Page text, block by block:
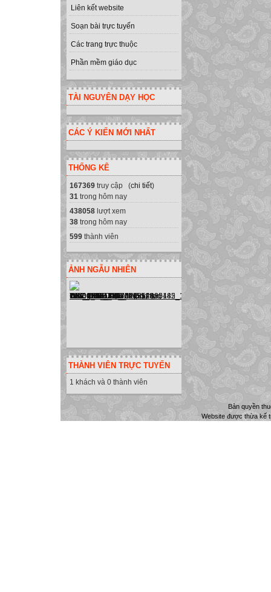
Liên kết website
Soạn bài trực tuyến
Các trang trực thuộc
Phần mềm giáo dục
TÀI NGUYÊN DẠY HỌC
CÁC Ý KIẾN MỚI NHẤT
THỐNG KÊ
167369 truy cập (chi tiết)
31 trong hôm nay
438058 lượt xem
38 trong hôm nay
599 thành viên
ẢNH NGẪU NHIÊN
THÀNH VIÊN TRỰC TUYẾN
1 khách và 0 thành viên
Bản quyền
Website được thừa kế